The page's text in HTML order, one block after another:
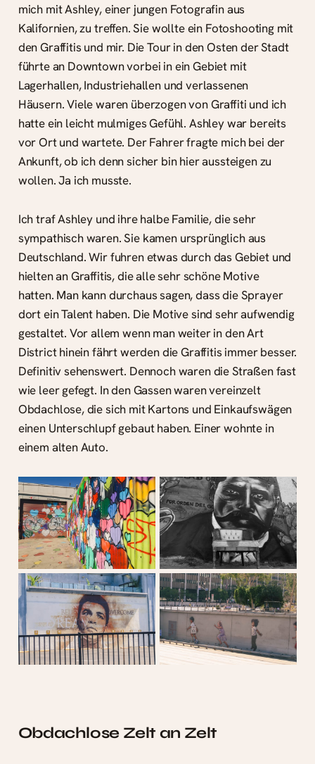
mich mit Ashley, einer jungen Fotografin aus
Kalifornien, zu treffen. Sie wollte ein Fotoshooting mit
den Graffitis und mir. Die Tour in den Osten der Stadt
führte an Downtown vorbei in ein Gebiet mit
Lagerhallen, Industriehallen und verlassenen
Häusern. Viele waren überzogen von Graffiti und ich
hatte ein leicht mulmiges Gefühl. Ashley war bereits
vor Ort und wartete. Der Fahrer fragte mich bei der
Ankunft, ob ich denn sicher bin hier aussteigen zu
wollen. Ja ich musste.
Ich traf Ashley und ihre halbe Familie, die sehr
sympathisch waren. Sie kamen ursprünglich aus
Deutschland. Wir fuhren etwas durch das Gebiet und
hielten an Graffitis, die alle sehr schöne Motive
hatten. Man kann durchaus sagen, dass die Sprayer
dort ein Talent haben. Die Motive sind sehr aufwendig
gestaltet. Vor allem wenn man weiter in den Art
District hinein fährt werden die Graffitis immer besser.
Definitiv sehenswert. Dennoch waren die Straßen fast
wie leer gefegt. In den Gassen waren vereinzelt
Obdachlose, die sich mit Kartons und Einkaufswägen
einen Unterschlupf gebaut haben. Einer wohnte in
einem alten Auto.
Obdachlose Zelt an Zelt